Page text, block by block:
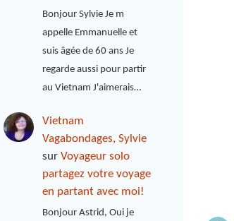
Bonjour Sylvie Je m
appelle Emmanuelle et
suis âgée de 60 ans Je
regarde aussi pour partir
au Vietnam J'aimerais…
Vietnam
Vagabondages, Sylvie
surVoyageur solo
partagez votre voyage
en partant avec moi!
Bonjour Astrid, Oui je